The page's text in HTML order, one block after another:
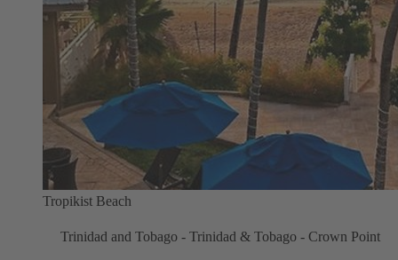
Tropikist Beach
Trinidad and Tobago - Trinidad & Tobago - Crown Point